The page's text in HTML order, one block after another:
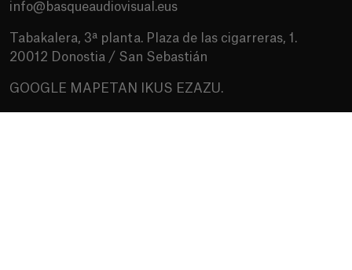
info@basqueaudiovisual.eus
Tabakalera, 3ª planta. Plaza de las cigarreras, 1.
20012 Donostia / San Sebastián
GOOGLE MAPETAN IKUS EZAZU.